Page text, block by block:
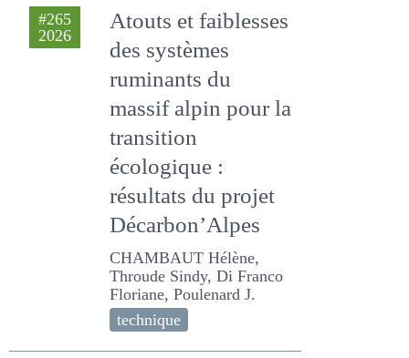
Atouts et
faiblesses des
systèmes
ruminants du
massif alpin pour
la transition
écologique :
résultats du projet
Décarbon’Alpes
CHAMBAUT Hélène,